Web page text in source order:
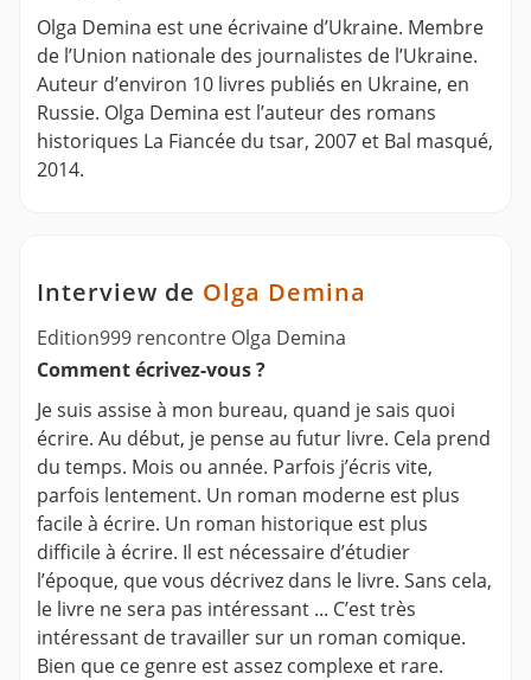
Olga Demina est une écrivaine d’Ukraine. Membre
de l’Union nationale des journalistes de l’Ukraine.
Auteur d’environ 10 livres publiés en Ukraine, en
Russie. Olga Demina est l’auteur des romans
historiques La Fiancée du tsar, 2007 et Bal masqué,
2014.
Interview de Olga Demina
Edition999 rencontre Olga Demina
Comment écrivez-vous ?
Je suis assise à mon bureau, quand je sais quoi
écrire. Au début, je pense au futur livre. Cela prend
du temps. Mois ou année. Parfois j’écris vite,
parfois lentement. Un roman moderne est plus
facile à écrire. Un roman historique est plus
difficile à écrire. Il est nécessaire d’étudier
l’époque, que vous décrivez dans le livre. Sans cela,
le livre ne sera pas intéressant ... C’est très
intéressant de travailler sur un roman comique.
Bien que ce genre est assez complexe et rare.